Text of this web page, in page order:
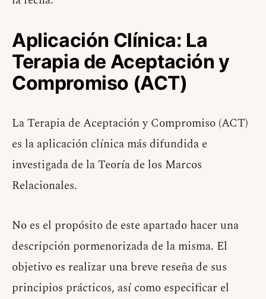
Aplicación Clínica: La
Terapia de Aceptación y
Compromiso (ACT)
La Terapia de Aceptación y Compromiso (ACT)
es la aplicación clínica más difundida e
investigada de la Teoría de los Marcos
Relacionales.
No es el propósito de este apartado hacer una
descripción pormenorizada de la misma. El
objetivo es realizar una breve reseña de sus
principios prácticos, así como especificar el